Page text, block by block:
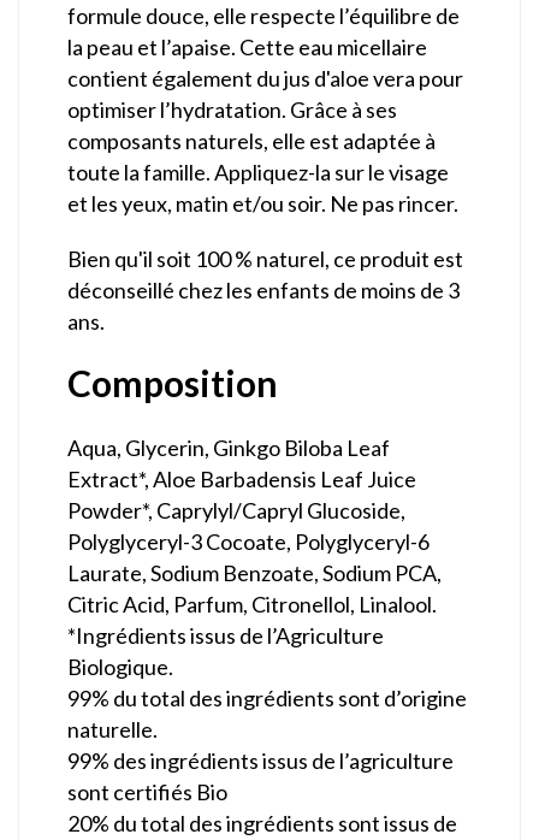
formule douce, elle respecte l’équilibre de
la peau et l’apaise. Cette eau micellaire
contient également du jus d'aloe vera pour
optimiser l’hydratation. Grâce à ses
composants naturels, elle est adaptée à
toute la famille. Appliquez-la sur le visage
et les yeux, matin et/ou soir. Ne pas rincer.
Bien qu'il soit 100 % naturel, ce produit est
déconseillé chez les enfants de moins de 3
ans.
Composition
Aqua, Glycerin, Ginkgo Biloba Leaf
Extract*, Aloe Barbadensis Leaf Juice
Powder*, Caprylyl/Capryl Glucoside,
Polyglyceryl-3 Cocoate, Polyglyceryl-6
Laurate, Sodium Benzoate, Sodium PCA,
Citric Acid, Parfum, Citronellol, Linalool.
*Ingrédients issus de l’Agriculture
Biologique.
99% du total des ingrédients sont d’origine
naturelle.
99% des ingrédients issus de l’agriculture
sont certifiés Bio
20% du total des ingrédients sont issus de